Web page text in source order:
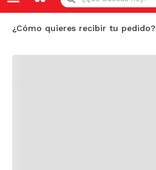
¿Cómo quieres recibir tu pedido?